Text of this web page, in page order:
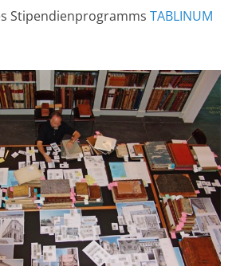
Stipendienprogramms TABLINUM